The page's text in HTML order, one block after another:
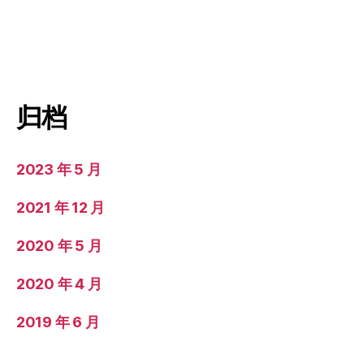
归档
2023 年 5 月
2021 年 12 月
2020 年 5 月
2020 年 4 月
2019 年 6 月